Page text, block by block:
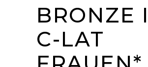
BRONZE
C-LAT